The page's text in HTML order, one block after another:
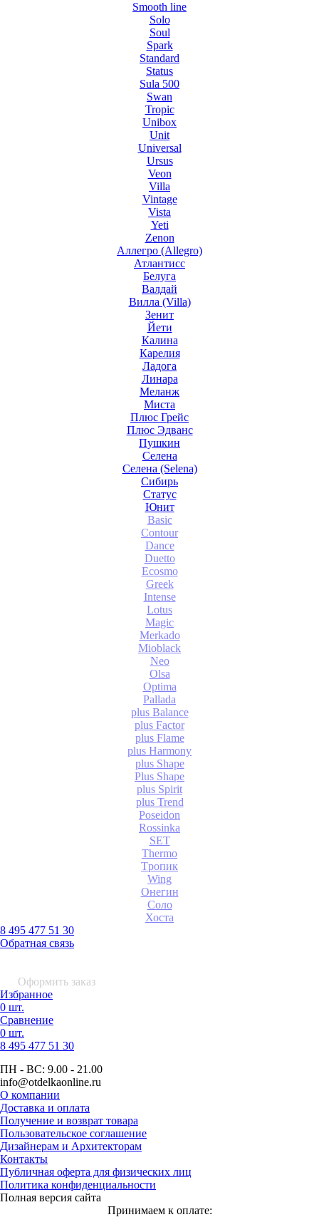
Smooth line
Solo
Soul
Spark
Standard
Status
Sula 500
Swan
Tropic
Unibox
Unit
Universal
Ursus
Veon
Villa
Vintage
Vista
Yeti
Zenon
Аллегро (Allegro)
Атлантисс
Белуга
Валдай
Вилла (Villa)
Зенит
Йети
Калина
Карелия
Ладога
Линара
Меланж
Миста
Плюс Грейс
Плюс Эдванс
Пушкин
Селена
Селена (Selena)
Сибирь
Статус
Юнит
Basic
Contour
Dance
Duetto
Ecosmo
Greek
Intense
Lotus
Magic
Merkado
Mioblack
Neo
Olsa
Optima
Pallada
plus Balance
plus Factor
plus Flame
plus Harmony
plus Shape
Plus Shape
plus Spirit
plus Trend
Poseidon
Rossinka
SET
Thermo
Tропик
Wing
Онегин
Соло
Хоста
8 495 477 51 30
Обратная связь
Оформить заказ
Избранное
0 шт.
Сравнение
0 шт.
8 495 477 51 30
ПН - ВС: 9.00 - 21.00
info@otdelkaonline.ru
О компании
Доставка и оплата
Получение и возврат товара
Пользовательское соглашение
Дизайнерам и Архитекторам
Контакты
Публичная оферта для физических лиц
Политика конфиденциальности
Полная версия сайта
Принимаем к оплате: